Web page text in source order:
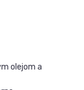
olejom a